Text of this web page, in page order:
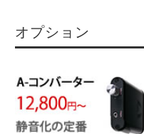
オプション